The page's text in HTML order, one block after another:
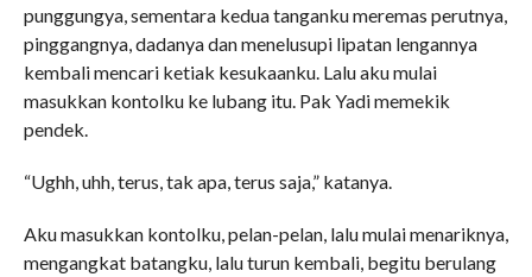
punggungya, sementara kedua tanganku meremas perutnya,
pinggangnya, dadanya dan menelusupi lipatan lengannya
kembali mencari ketiak kesukaanku. Lalu aku mulai
masukkan kontolku ke lubang itu. Pak Yadi memekik
pendek.
“Ughh, uhh, terus, tak apa, terus saja,” katanya.
Aku masukkan kontolku, pelan-pelan, lalu mulai menariknya,
mengangkat batangku, lalu turun kembali, begitu berulang